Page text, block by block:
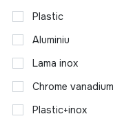
Plastic
Aluminiu
Lama inox
Chrome vanadium
Plastic+inox